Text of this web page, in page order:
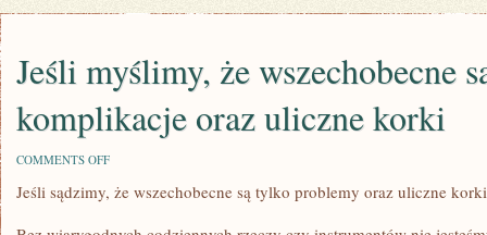
Jeśli myślimy, że wszechobecne
komplikacje oraz uliczne korki
COMMENTS OFFON
MYŚLIMY,
Jeśli sądzimy, że wszechobecne są tylko problemy oraz uliczne korki